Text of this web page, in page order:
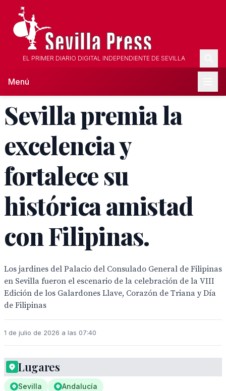
EL PRIMER DIARIO DIGITAL INDEPENDIENTE DE SEVILLA
Menú
Sevilla premia la
excelencia y
fortalece su
histórica amistad
con Filipinas.
Los jardines del Palacio del Consulado General de Filipinas
en Sevilla fueron el escenario de la celebración de la VIII
Edición de los Galardones Llave, Corazón de Triana y Día
de Filipinas
1 de julio de 2026 a las 07:40
Lugares
Sevilla Andalucía